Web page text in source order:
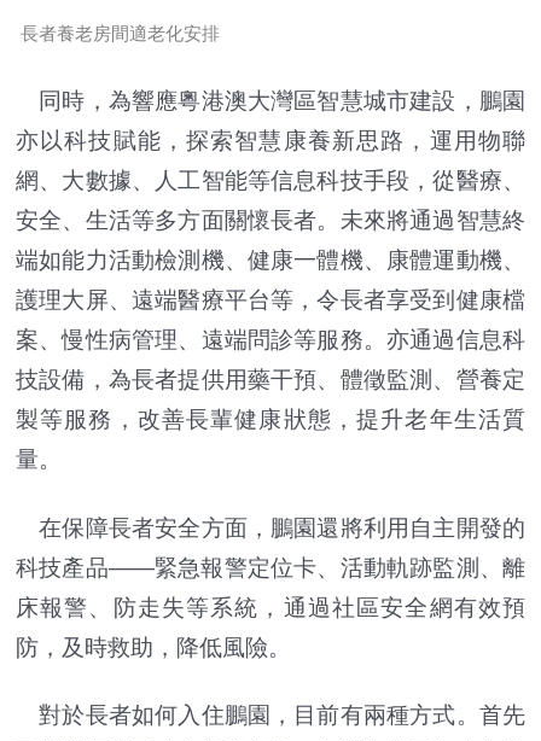
長者養老房間適老化安排
同時，為響應粵港澳大灣區智慧城市建設，鵬園
亦以科技賦能，探索智慧康養新思路，運用物聯
網、大數據、人工智能等信息科技手段，從醫療、
安全、生活等多方面關懷長者。未來將通過智慧終
端如能力活動檢測機、健康一體機、康體運動機、
護理大屏、遠端醫療平台等，令長者享受到健康檔
案、慢性病管理、遠端問診等服務。亦通過信息科
技設備，為長者提供用藥干預、體徵監測、營養定
製等服務，改善長輩健康狀態，提升老年生活質
量。
在保障長者安全方面，鵬園還將利用自主開發的
科技產品——緊急報警定位卡、活動軌跡監測、離
床報警、防走失等系統，通過社區安全網有效預
防，及時救助，降低風險。
對於長者如何入住鵬園，目前有兩種方式。首先